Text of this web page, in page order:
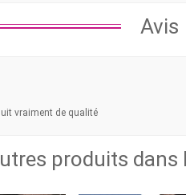
Avis
vraiment de qualité
produits dans